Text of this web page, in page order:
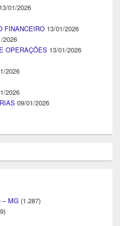
13/01/2026
FINANCEIRO 13/01/2026
2026
OPERAÇÕES 13/01/2026
2026
2026
09/01/2026
– MG (1.287)